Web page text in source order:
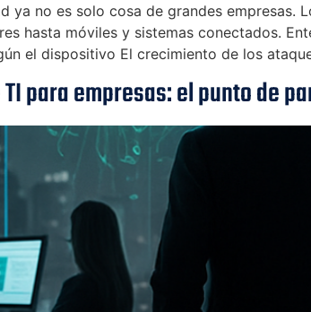
ya no es solo cosa de grandes
hasta móviles y sistemas conectados.
el dispositivo El crecimiento de los
para empresas: el punto de